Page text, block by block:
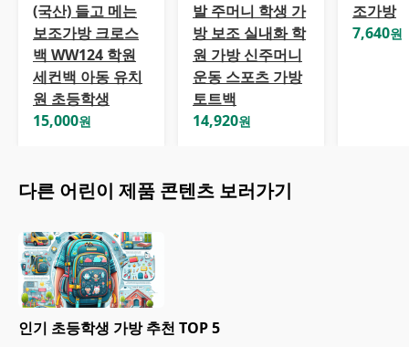
(국산) 들고 메는
보조가방 크로스
백 WW124 학원
세컨백 아동 유치
원 초등학생
15,000원
발 주머니 학생 가
방 보조 실내화 학
원 가방 신주머니
운동 스포츠 가방
토트백
14,920원
조가방
7,640원
다른 어린이 제품 콘텐츠 보러가기
인기 초등학생 가방 추천 TOP 5